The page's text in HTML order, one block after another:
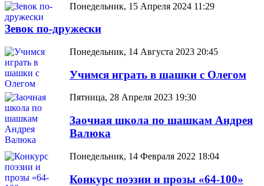
Понедельник, 15 Апреля 2024 11:29
Зевок по-дружески
Понедельник, 14 Августа 2023 20:45
Учимся играть в шашки с Олегом
Пятница, 28 Апреля 2023 19:30
Заочная школа по шашкам Андрея
Валюка
Понедельник, 14 Февраля 2022 18:04
Конкурс поэзии и прозы «64-100»